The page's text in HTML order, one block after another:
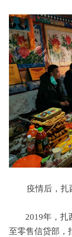
疫情后，扎
2019年，扎
至零售信贷部，